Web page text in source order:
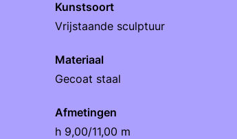
Kunstsoort
Vrijstaande sculptuur
Materiaal
Gecoat staal
Afmetingen
h 9,00/11,00 m